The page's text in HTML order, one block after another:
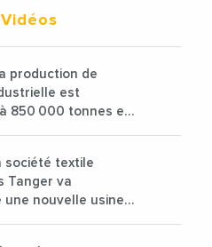
production de
est
850 000 tonnes en
société textile
Tanger va
une nouvelle usine